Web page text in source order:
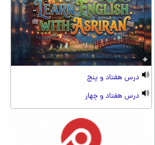
درس هفتاد و پنج
درس هفتاد و چهار